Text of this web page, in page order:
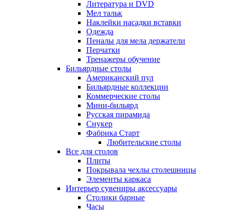
Литература и DVD
Мел тальк
Наклейки насадки вставки
Одежда
Пеналы для мела держатели
Перчатки
Тренажеры обучение
Бильярдные столы
Американский пул
Бильярдные коллекции
Коммерческие столы
Мини-бильярд
Русская пирамида
Снукер
Фабрика Старт
Любительские столы
Все для столов
Плиты
Покрывала чехлы столешницы
Элементы каркаса
Интерьер сувениры аксессуары
Столики барные
Часы